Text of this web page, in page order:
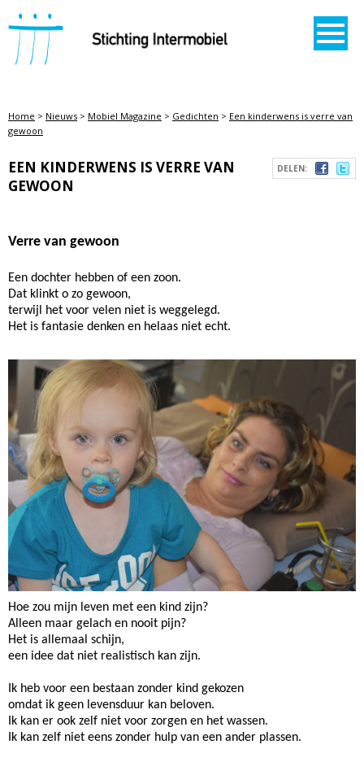
STICHTING INTERMOBIEL
Home > Nieuws > Mobiel Magazine > Gedichten > Een kinderwens is verre van
gewoon
DELEN:
EEN KINDERWENS IS VERRE VAN
GEWOON
Verre van gewoon
Een dochter hebben of een zoon.
Dat klinkt o zo gewoon,
terwijl het voor velen niet is weggelegd.
Het is fantasie denken en helaas niet echt.
Hoe zou mijn leven met een kind zijn?
Alleen maar gelach en nooit pijn?
Het is allemaal schijn,
een idee dat niet realistisch kan zijn.
Ik heb voor een bestaan zonder kind gekozen
omdat ik geen levensduur kan beloven.
Ik kan er ook zelf niet voor zorgen en het wassen.
Ik kan zelf niet eens zonder hulp van een ander plassen.